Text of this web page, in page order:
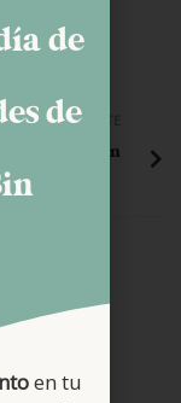
SIGUIENTE
y gluten
de
de
en tu